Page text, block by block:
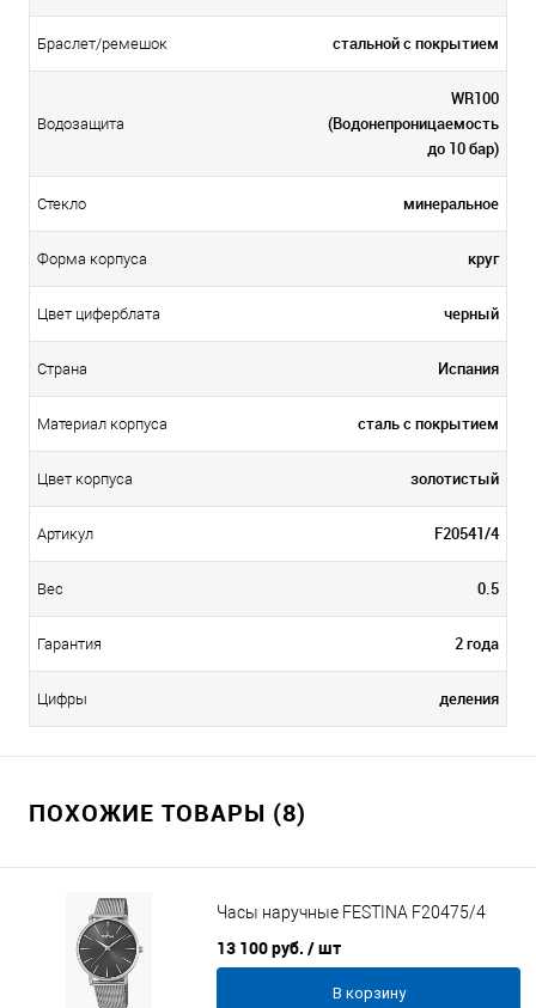
Браслет/ремешок стальной c покрытием
Водозащита
WR100
(Водонепроницаемость
до 10 бар)
Стекло минеральное
Форма корпуса круг
Цвет циферблата черный
Страна Испания
Материал корпуса сталь с покрытием
Цвет корпуса золотистый
Артикул F20541/4
Вес 0.5
Гарантия 2 года
Цифры деления
ПОХОЖИЕ ТОВАРЫ (8)
Часы наручные FESTINA F20475/4
13 100 руб. / шт
В корзину